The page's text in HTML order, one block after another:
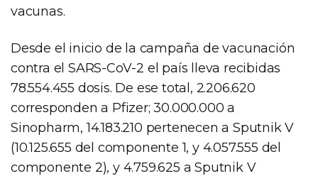
vacunas.
Desde el inicio de la campaña de vacunación
contra el SARS-CoV-2 el país lleva recibidas
78.554.455 dosis. De ese total, 2.206.620
corresponden a Pfizer; 30.000.000 a
Sinopharm, 14.183.210 pertenecen a Sputnik V
(10.125.655 del componente 1, y 4.057.555 del
componente 2), y 4.759.625 a Sputnik V